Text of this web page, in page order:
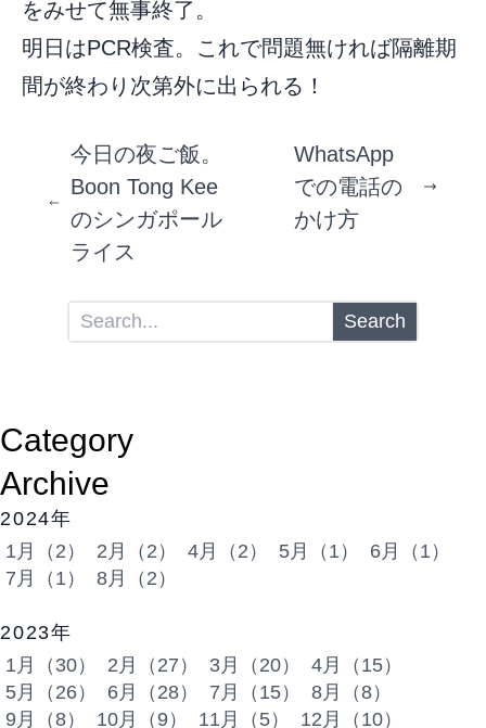
をみせて無事終了。
明日はPCR検査。これで問題無ければ隔離期
間が終わり次第外に出られる！
今日の夜ご飯。
Boon Tong Kee
のシンガポール
ライス
WhatsApp
での電話の
かけ方
Search
Category
Archive
2024年
1月（2）
2月（2） 4月（2） 5月（1）
6月（1）
7月（1）
8月（2）
2023年
1月（30）
2月（27） 3月（20）
4月（15）
5月（26）
6月（28） 7月（15）
8月（8）
9月（8）
10月（9） 11月（5） 12月（10）